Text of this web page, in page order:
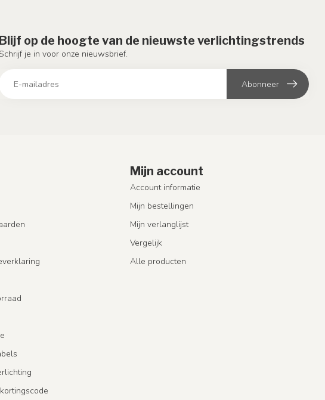
Blijf op de hoogte van de nieuwste verlichtingstrends
je in voor onze nieuwsbrief.
Abonneer
Mijn account
Account informatie
Mijn bestellingen
Mijn verlanglijst
Vergelijk
Alle producten